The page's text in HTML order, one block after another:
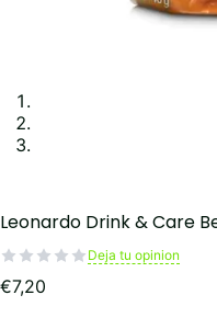
Leonardo Drink & Care
Deja tu opinion
€7,20